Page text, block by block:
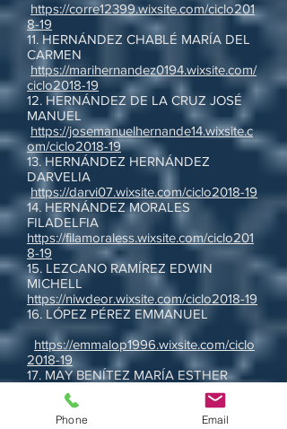
https://corre12399.wixsite.com/ciclo201
8-19
11. HERNÁNDEZ CHABLÉ MARÍA DEL
CARMEN
https://marihernandez0194.wixsite.com/
ciclo2018-19
12. HERNÁNDEZ DE LA CRUZ JOSÉ
MANUEL
https://josemanuelhernande14.wixsite.c
om/ciclo2018-19
13. HERNÁNDEZ HERNÁNDEZ
DARVELIA
https://darvi07.wixsite.com/ciclo2018-19
14. HERNÁNDEZ MORALES
FILADELFIA
https://filamoraless.wixsite.com/ciclo201
8-19
15. LEZCANO RAMÍREZ EDWIN
MICHELL
https://niwdeor.wixsite.com/ciclo2018-19
16. LÓPEZ PÉREZ EMMANUEL
https://emmalop1996.wixsite.com/ciclo
2018-19
17. MAY BENÍTEZ MARÍA ESTHER
https://estherbeni1215tez.wixsite.com/ci
clo2018-19
Phone Email